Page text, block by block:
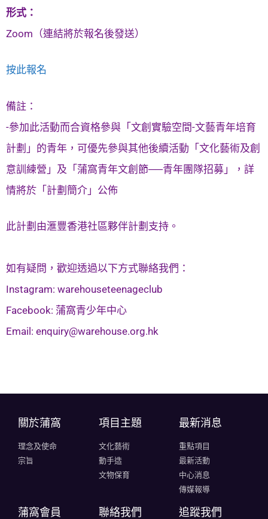
形式：
Zoom（連結將於報名後發送）
按此報名
備註：
-參加此活動而合資格參與「文創實驗空間-文藝青年培育
計劃」的青年，可優先參與其他後續活動「文化藝術及創
意訓練營」及「蒲窩青年文創節──青年團隊招募」，詳
情將於「計劃簡介」公佈
此計劃由滙豐香港社區夥伴計劃支持。
如有疑問，歡迎透過以下方式聯絡我們：
Instagram: warehouseteenageclub
Facebook: 蒲窩青少年中心
Email: enquiry@warehouse.org.hk
關於蒲窩​
理念及使命
宗旨
項目主題
文化藝術
動手造
文物保育
最新消息
重點項目
最新活動
中心消息
傳媒報導
蒲窩會員 聯絡我們 追蹤我們